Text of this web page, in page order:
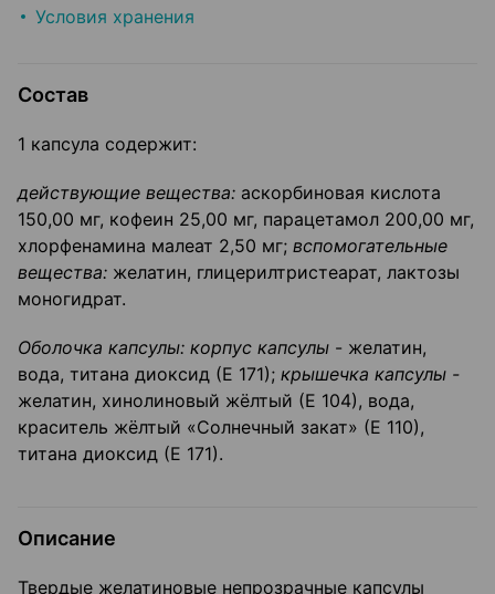
Условия хранения
Состав
1 капсула содержит:
действующие вещества: аскорбиновая кислота
150,00 мг, кофеин 25,00 мг, парацетамол 200,00 мг,
хлорфенамина малеат 2,50 мг; вспомогательные
вещества: желатин, глицерилтристеарат, лактозы
моногидрат.
Оболочка капсулы: корпус капсулы - желатин,
вода, титана диоксид (Е 171); крышечка капсулы -
желатин, хинолиновый жёлтый (Е 104), вода,
краситель жёлтый «Солнечный закат» (Е 110),
титана диоксид (Е 171).
Описание
Твердые желатиновые непрозрачные капсулы